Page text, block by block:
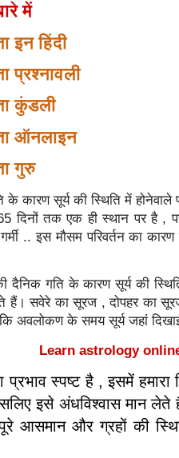
में
इन हिंदी
प्रश्नावली
कुंडली
ऑनलाइन
गुरु
के कारण सूर्य की स्थिति में
दिनों तक एक ही स्‍थान पर है , पर
.. इस मौसम परिवर्तन का
दैनिक गति के कारण सूर्य की
हैं। सवेरे का सूरज , दोपहर का
अवलोकण के समय सूर्य जहां
Learn astrology
स्‍पष्‍ट है , इसमें हमारा
इसे अंधविश्‍वास मान
आसमान और ग्रहों की